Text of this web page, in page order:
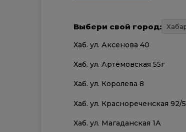
Выбери свой город:
Хаб. ул. Аксенова 40
Хаб. ул. Артёмовская 55г
Хаб. ул. Королева 8
Хаб. ул. Краснореченская 92/5
Хаб. ул. Магаданская 1А